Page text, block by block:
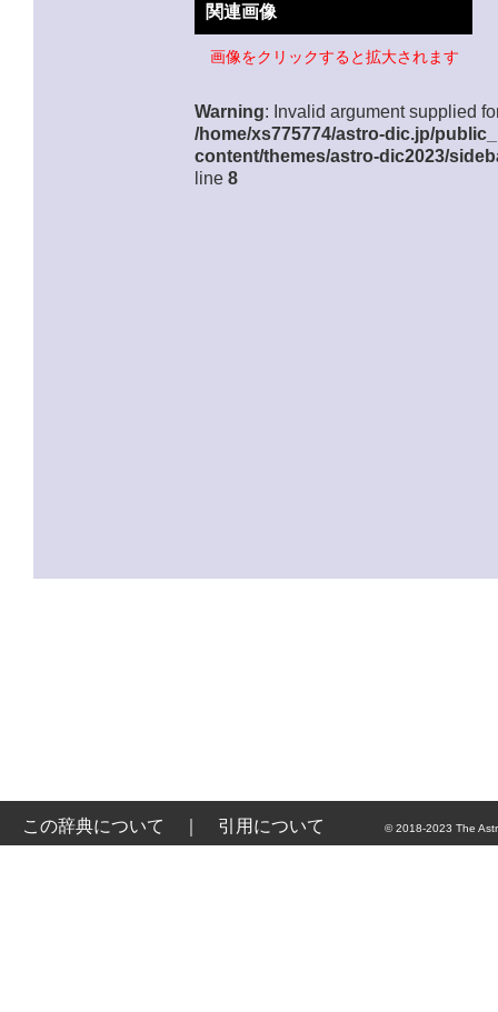
関連画像
画像をクリックすると拡大されます
Warning: Invalid argument supplied
/home/xs775774/astro-dic.jp/
content/themes/astro-dic2023/
line 8
この辞典について 引用について © 2018-2023 The